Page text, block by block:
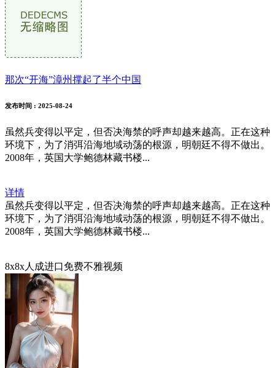
那次“开海”漳州撑起了半个中国
发布时间 : 2025-08-24
虽然兵变得以平定，但否决海禁的呼声却越来越高。正在这种
环境下，为了消弭沿海地域动荡的根源，明朝廷不得不做出。
2008年，英国大学鲍德林藏书楼...
详情
虽然兵变得以平定，但否决海禁的呼声却越来越高。正在这种
环境下，为了消弭沿海地域动荡的根源，明朝廷不得不做出。
2008年，英国大学鲍德林藏书楼...
8x8x人成进口免费不雅视频